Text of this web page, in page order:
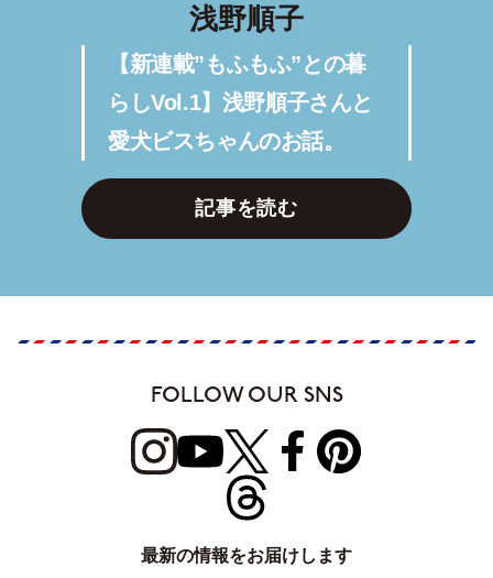
浅野順子
【新連載”もふもふ”との暮
らしVol.1】浅野順子さんと
愛犬ビスちゃんのお話。
記事を読む
FOLLOW OUR SNS
最新の情報をお届けします